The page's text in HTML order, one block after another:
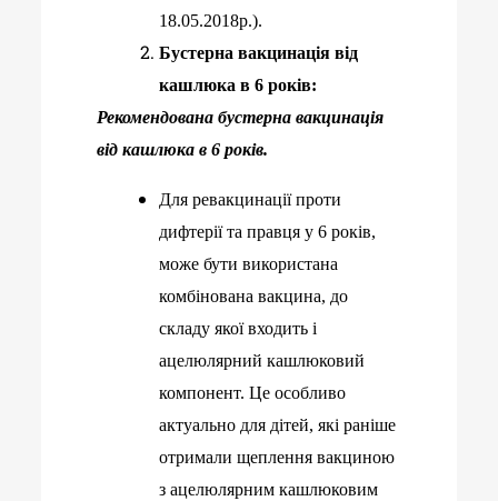
18.05.2018р.).
Бустерна вакцинація від
кашлюка в 6 років:
Рекомендована бустерна вакцинація
від кашлюка в 6 років.
Для ревакцинації проти
дифтерії та правця у 6 років,
може бути використана
комбінована вакцина, до
складу якої входить і
ацелюлярний кашлюковий
компонент. Це особливо
актуально для дітей, які раніше
отримали щеплення вакциною
з ацелюлярним кашлюковим